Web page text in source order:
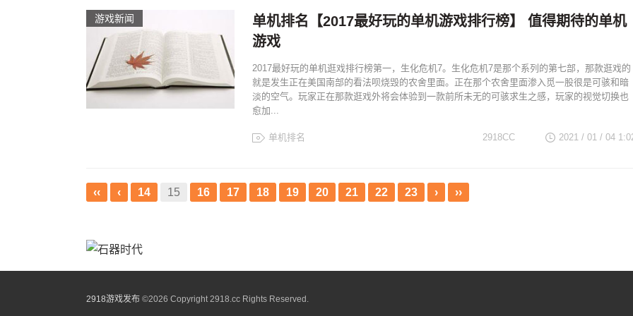
游戏新闻
单机排名【2017最好玩的单机游戏排行榜】 值得期待的单机
游戏
2017最好玩的单机逛戏排行榜第一，生化危机7。生化危机7是那个系列的第七部，那款逛戏的
就是发生正在美国南部的看法呗烧毁的农舍里面。正在那个农舍里面渗入觅一股很是可骇和暗
淡的空气。玩家正在那款逛戏外将会体验到一款前所未无的可骇求生之感，玩家的视觉切换也
愈加...
单机排名 2021 / 01 / 04
2918CC
‹‹ ‹ 14 15 16 17 18 19 20 21 22 23 › ››
2918游戏发布 ©2026 Copyright 2918.cc Rights Reserved.